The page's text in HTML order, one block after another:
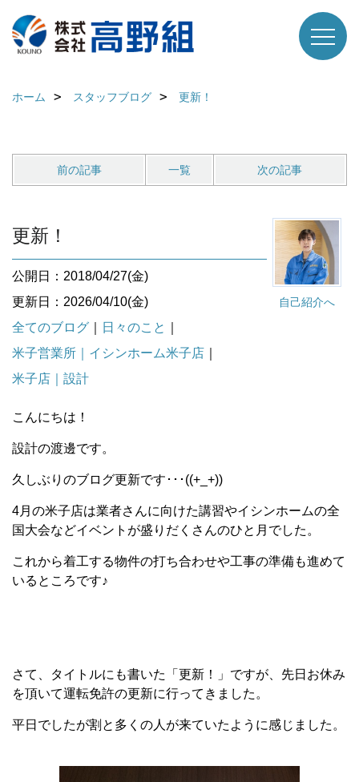
ホーム スタッフブログ 更新！
前の記事 一覧 次の記事
自己紹介へ
更新！
公開日：2018/04/27(金)
更新日：2026/04/10(金)
全てのブログ
日々のこと
米子営業所｜イシンホーム米子店
米子店｜設計
こんにちは！
設計の渡邊です。
久しぶりのブログ更新です･･･((+_+))
4月の米子店は業者さんに向けた講習やイシンホームの全
国大会などイベントが盛りだくさんのひと月でした。
これから着工する物件の打ち合わせや工事の準備も進めて
いるところです♪
さて、タイトルにも書いた「更新！」ですが、先日お休み
を頂いて運転免許の更新に行ってきました。
平日でしたが割と多くの人が来ていたように感じました。